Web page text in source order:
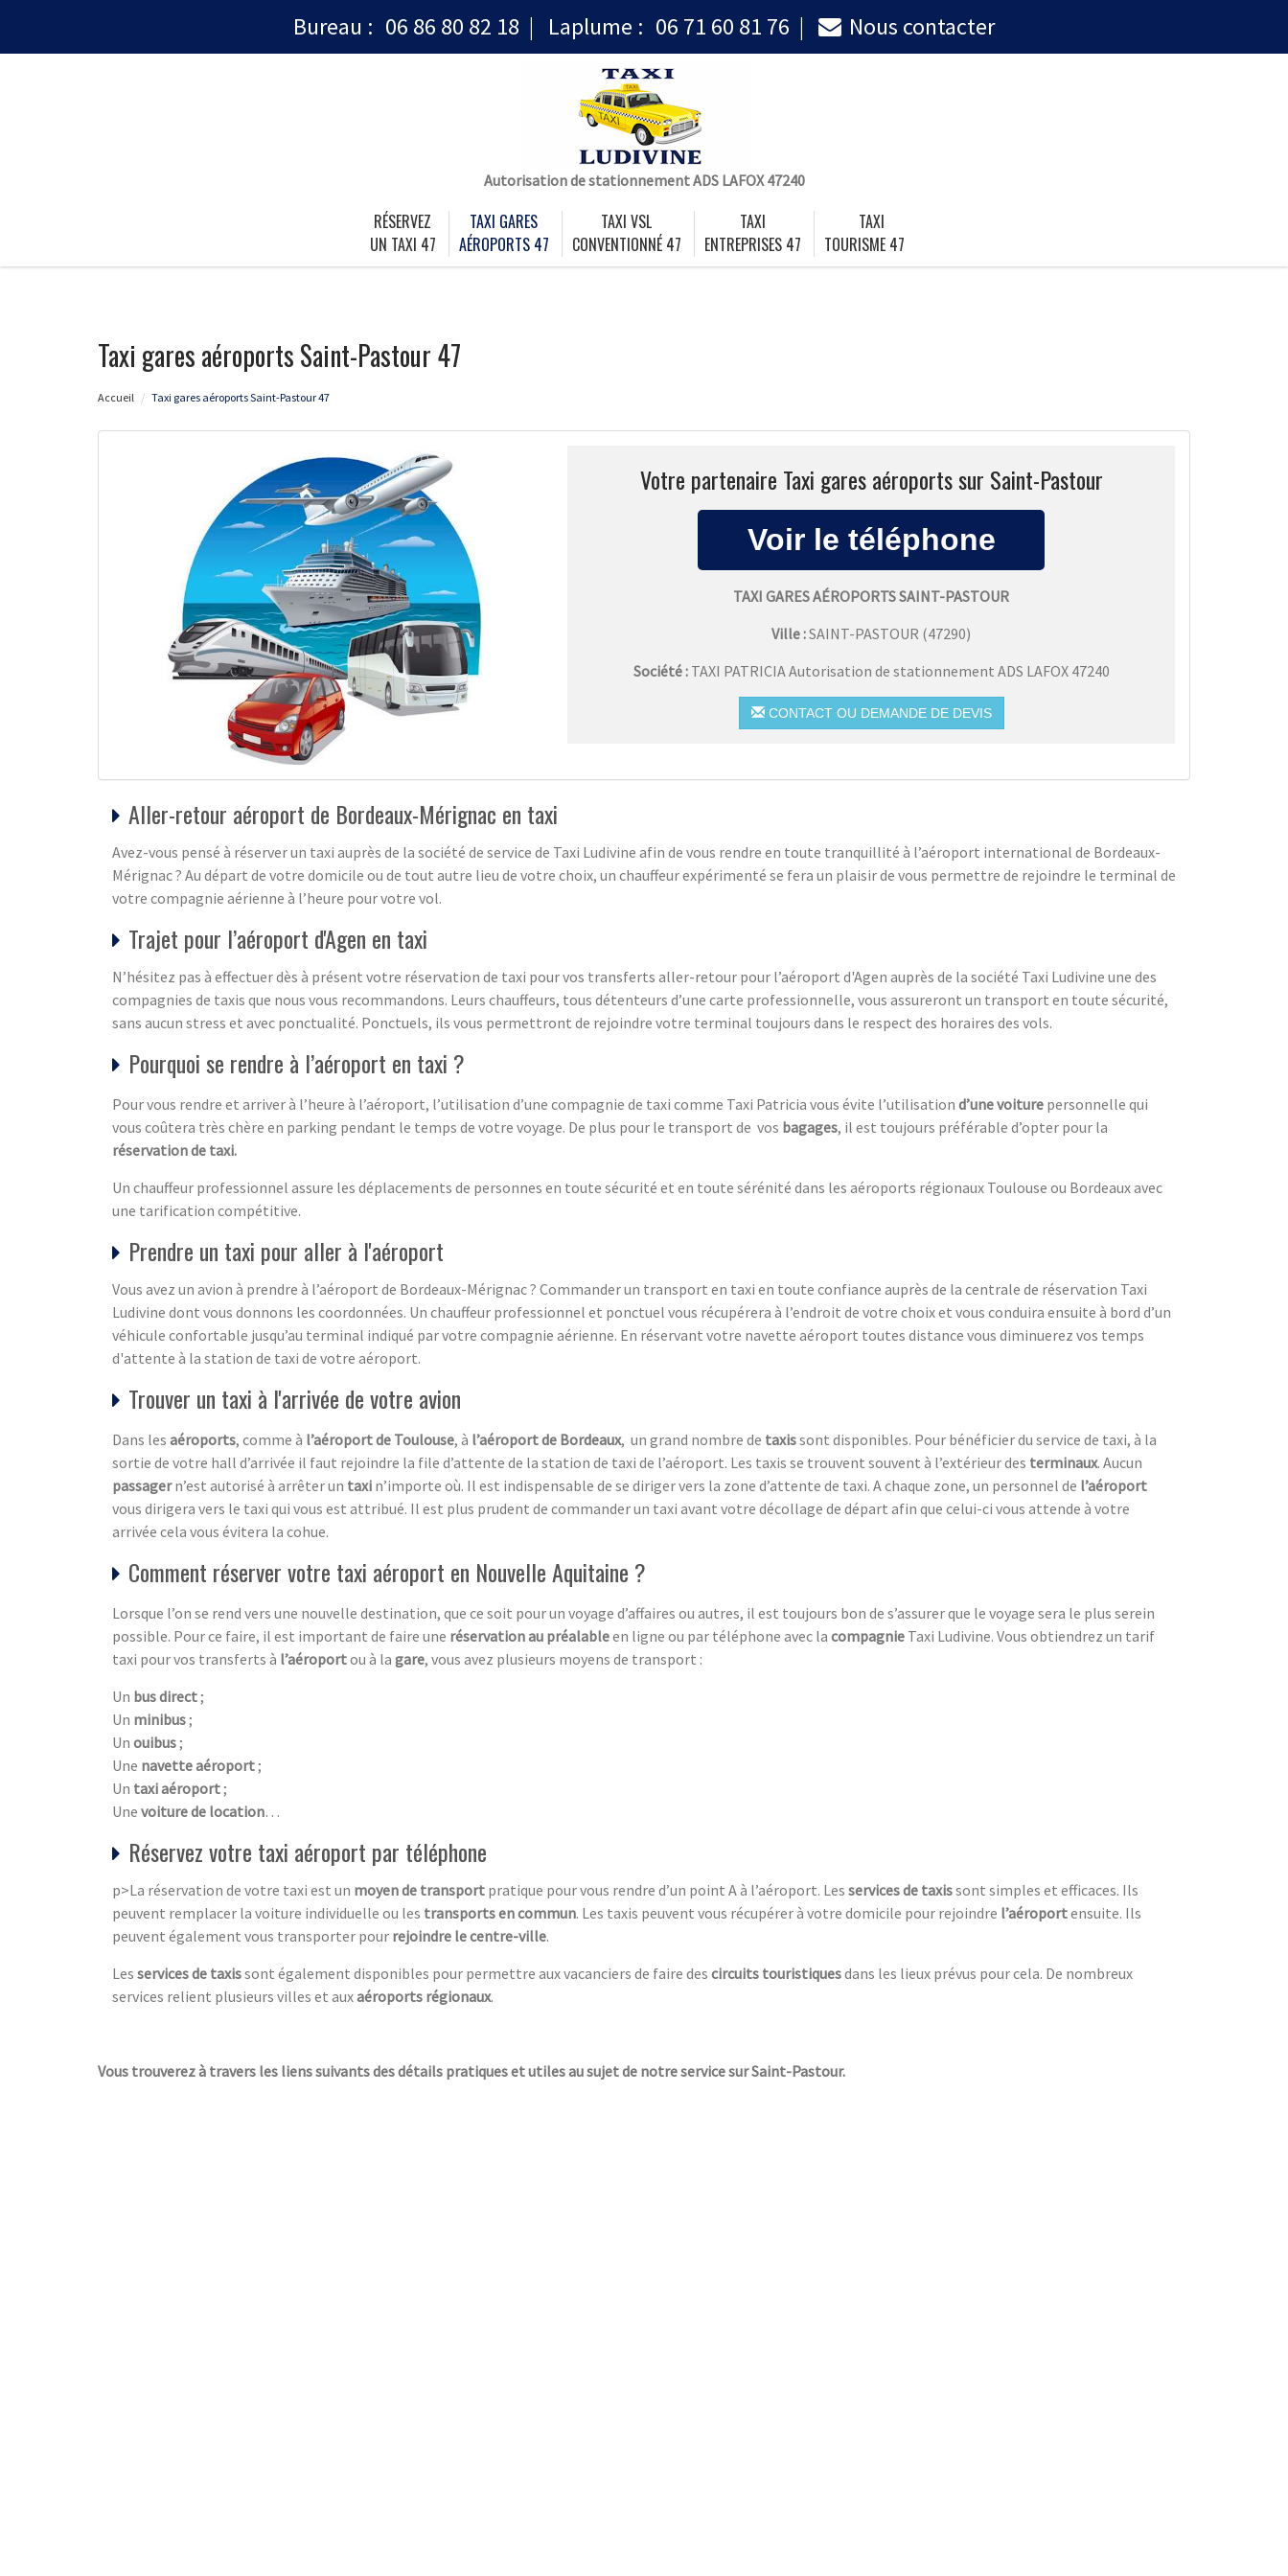
Bureau : 06 86 80 82 18 Laplume : 06 71 60 81 76 Nous contacter
Autorisation de stationnement ADS LAFOX 47240
RÉSERVEZ
UN TAXI 47
TAXI GARES
AÉROPORTS 47
TAXI VSL
CONVENTIONNÉ 47
TAXI
ENTREPRISES 47
TAXI
TOURISME 47
Taxi gares aéroports Saint-Pastour 47
Accueil Taxi gares aéroports Saint-Pastour 47
Votre partenaire Taxi gares aéroports sur Saint-Pastour
TAXI GARES AÉROPORTS SAINT-PASTOUR
Ville :SAINT-PASTOUR (47290)
Société : TAXI PATRICIA Autorisation de stationnement ADS LAFOX 47240
CONTACT OU DEMANDE DE DEVIS
Aller-retour aéroport de Bordeaux-Mérignac en taxi
Avez-vous pensé à réserver un taxi auprès de la société de service de Taxi Ludivine afin de vous rendre en toute tranquillité à l’aéroport international de Bordeaux-
Mérignac ? Au départ de votre domicile ou de tout autre lieu de votre choix, un chauffeur expérimenté se fera un plaisir de vous permettre de rejoindre le terminal de
votre compagnie aérienne à l’heure pour votre vol.
Trajet pour l’aéroport d'Agen en taxi
N’hésitez pas à effectuer dès à présent votre réservation de taxi pour vos transferts aller-retour pour l’aéroport d'Agen auprès de la société Taxi Ludivine une des
compagnies de taxis que nous vous recommandons. Leurs chauffeurs, tous détenteurs d’une carte professionnelle, vous assureront un transport en toute sécurité,
sans aucun stress et avec ponctualité. Ponctuels, ils vous permettront de rejoindre votre terminal toujours dans le respect des horaires des vols.
Pourquoi se rendre à l’aéroport en taxi ?
Pour vous rendre et arriver à l’heure à l’aéroport, l’utilisation d’une compagnie de taxi comme Taxi Patricia vous évite l’utilisation d’une voiture personnelle qui
vous coûtera très chère en parking pendant le temps de votre voyage. De plus pour le transport de vos bagages, il est toujours préférable d’opter pour la
réservation de taxi.
Un chauffeur professionnel assure les déplacements de personnes en toute sécurité et en toute sérénité dans les aéroports régionaux Toulouse ou Bordeaux avec
une tarification compétitive.
Prendre un taxi pour aller à l'aéroport
Vous avez un avion à prendre à l’aéroport de Bordeaux-Mérignac ? Commander un transport en taxi en toute confiance auprès de la centrale de réservation Taxi
Ludivine dont vous donnons les coordonnées. Un chauffeur professionnel et ponctuel vous récupérera à l’endroit de votre choix et vous conduira ensuite à bord d’un
véhicule confortable jusqu’au terminal indiqué par votre compagnie aérienne. En réservant votre navette aéroport toutes distance vous diminuerez vos temps
d'attente à la station de taxi de votre aéroport.
Trouver un taxi à l'arrivée de votre avion
Dans les aéroports, comme à l’aéroport de Toulouse, à l’aéroport de Bordeaux, un grand nombre de taxissont disponibles. Pour bénéficier du service de taxi, à la
sortie de votre hall d’arrivée il faut rejoindre la file d’attente de la station de taxi de l’aéroport. Les taxis se trouvent souvent à l’extérieur des terminaux. Aucun
passagern’est autorisé à arrêter un taxi n’importe où. Il est indispensable de se diriger vers la zone d’attente de taxi. A chaque zone, un personnel de l’aéroport
vous dirigera vers le taxi qui vous est attribué. Il est plus prudent de commander un taxi avant votre décollage de départ afin que celui-ci vous attende à votre
arrivée cela vous évitera la cohue.
Comment réserver votre taxi aéroport en Nouvelle Aquitaine ?
Lorsque l’on se rend vers une nouvelle destination, que ce soit pour un voyage d’affaires ou autres, il est toujours bon de s’assurer que le voyage sera le plus serein
possible. Pour ce faire, il est important de faire une réservation au préalableen ligne ou par téléphone avec la compagnie Taxi Ludivine. Vous obtiendrez un tarif
taxi pour vos transferts à l’aéroportou à la gare, vous avez plusieurs moyens de transport :
Un bus direct ;
Un minibus ;
Un ouibus ;
Une navette aéroport ;
Un taxi aéroport ;
Une voiture de location…
Réservez votre taxi aéroport par téléphone
p>La réservation de votre taxi est un moyen de transport pratique pour vous rendre d’un point A à l’aéroport. Les services de taxissont simples et efficaces. Ils
peuvent remplacer la voiture individuelle ou les transports en commun. Les taxis peuvent vous récupérer à votre domicile pour rejoindre l’aéroportensuite. Ils
peuvent également vous transporter pour rejoindre le centre-ville.
Les services de taxissont également disponibles pour permettre aux vacanciers de faire des circuits touristiquesdans les lieux prévus pour cela. De nombreux
services relient plusieurs villes et auxaéroports régionaux.
Vous trouverez à travers les liens suivants des détails pratiques et utiles au sujet de notre service sur Saint-Pastour.